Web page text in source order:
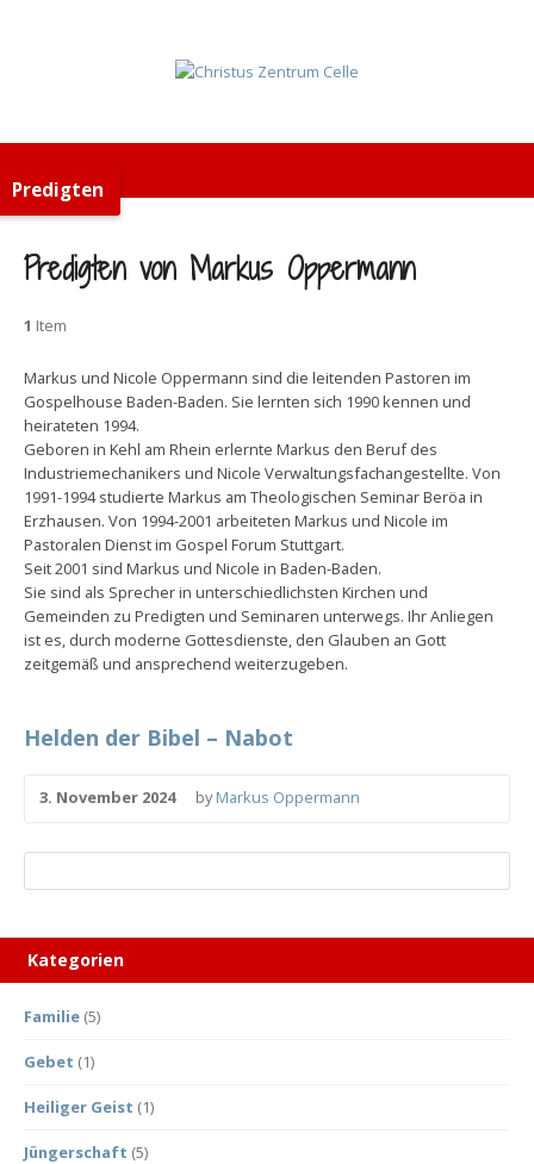
Predigten
Predigten von Markus Oppermann
1 Item
Markus und Nicole Oppermann sind die leitenden Pastoren im
Gospelhouse Baden-Baden. Sie lernten sich 1990 kennen und
heirateten 1994.
Geboren in Kehl am Rhein erlernte Markus den Beruf des
Industriemechanikers und Nicole Verwaltungsfachangestellte. Von
1991-1994 studierte Markus am Theologischen Seminar Beröa in
Erzhausen. Von 1994-2001 arbeiteten Markus und Nicole im
Pastoralen Dienst im Gospel Forum Stuttgart.
Seit 2001 sind Markus und Nicole in Baden-Baden.
Sie sind als Sprecher in unterschiedlichsten Kirchen und
Gemeinden zu Predigten und Seminaren unterwegs. Ihr Anliegen
ist es, durch moderne Gottesdienste, den Glauben an Gott
zeitgemäß und ansprechend weiterzugeben.
Helden der Bibel – Nabot
3. November 2024 byMarkus Oppermann
Kategorien
Familie (5)
Gebet (1)
Heiliger Geist (1)
Jüngerschaft (5)